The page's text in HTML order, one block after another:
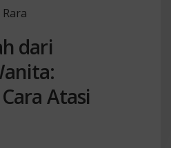
Rara
dari
Atasi